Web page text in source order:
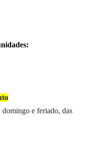
domingo e feriado, das